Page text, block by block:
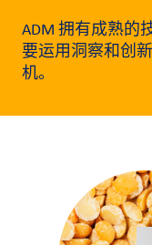
察
与
化
与
ADM 拥有成熟的
要运用洞察和创
机。